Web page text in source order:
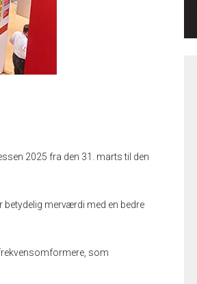
2025 fra den 31. marts til den
betydelig merværdi med en bedre
som